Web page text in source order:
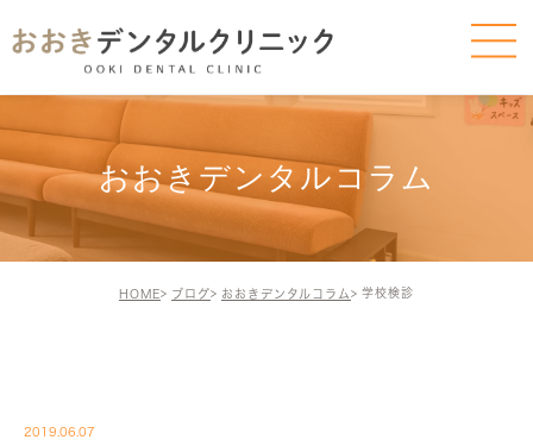
おおきデンタルコラム
HOME ブログ おおきデンタルコラム 学校検診
2019.06.07